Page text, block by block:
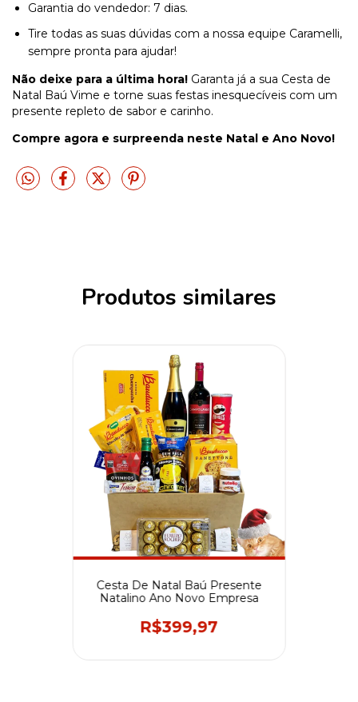
Garantia do vendedor: 7 dias.
Tire todas as suas dúvidas com a nossa equipe Caramelli,
sempre pronta para ajudar!
Não deixe para a última hora! Garanta já a sua Cesta de
Natal Baú Vime e torne suas festas inesquecíveis com um
presente repleto de sabor e carinho.
Compre agora e surpreenda neste Natal e Ano Novo!
Produtos similares
Cesta De Natal Baú Presente
Natalino Ano Novo Empresa
R$399,97